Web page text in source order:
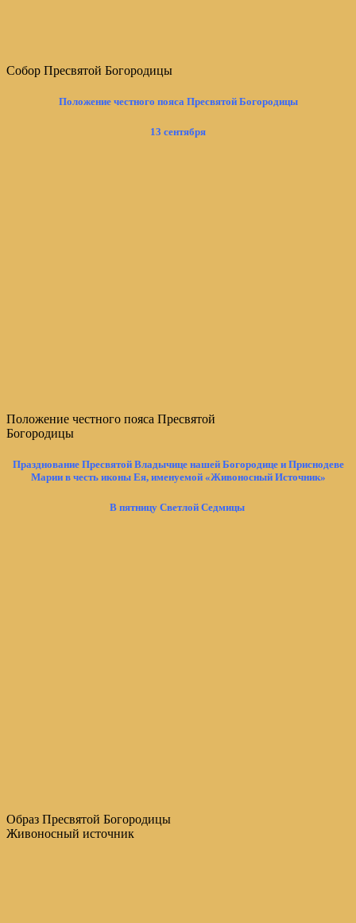
Собор Пресвятой Богородицы
Положение честного пояса Пресвятой Богородицы
13 сентября
Положение честного пояса Пресвятой
Богородицы
Празднование Пресвятой Владычице нашей Богородице и Приснодеве
Марии в честь иконы Ея, именуемой «Живоносный Источник»
В пятницу Светлой Седмицы
Образ Пресвятой Богородицы
Живоносный источник